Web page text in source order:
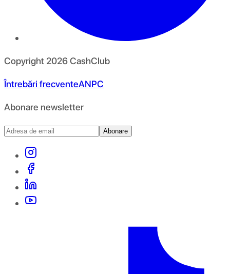
Copyright 2026CashClub
Întrebări frecventeANPC
Abonare newsletter
Abonare